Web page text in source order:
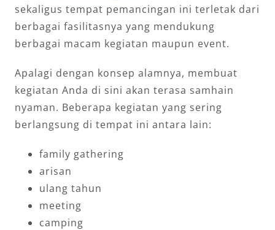
sekaligus tempat pemancingan ini terletak dari
berbagai fasilitasnya yang mendukung
berbagai macam kegiatan maupun event.
Apalagi dengan konsep alamnya, membuat
kegiatan Anda di sini akan terasa samhain
nyaman. Beberapa kegiatan yang sering
berlangsung di tempat ini antara lain:
family gathering
arisan
ulang tahun
meeting
camping